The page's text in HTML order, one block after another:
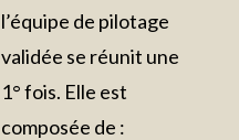
l’équipe de pilotage
validée se réunit une
1° fois. Elle est
composée de :